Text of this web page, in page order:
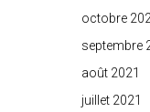
octobre
septembre
août 2021
juillet 2021